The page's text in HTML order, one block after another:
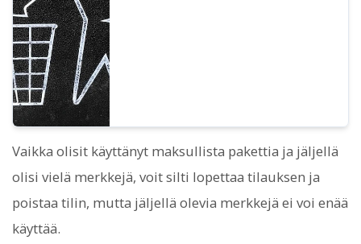
Vaikka olisit käyttänyt maksullista pakettia ja jäljellä
olisi vielä merkkejä, voit silti lopettaa tilauksen ja
poistaa tilin, mutta jäljellä olevia merkkejä ei voi enää
käyttää.